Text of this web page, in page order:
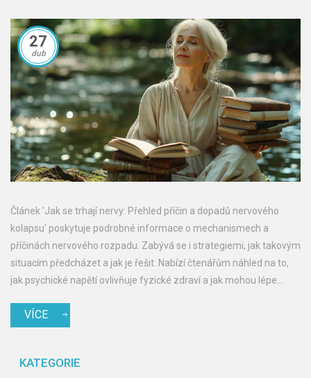
27
dub
Článek 'Jak se trhají nervy: Přehled příčin a dopadů nervového
kolapsu' poskytuje podrobné informace o mechanismech a
příčinách nervového rozpadu. Zabývá se i strategiemi, jak takovým
situacím předcházet a jak je řešit. Nabízí čtenářům náhled na to,
jak psychické napětí ovlivňuje fyzické zdraví a jak mohou lépe
pohodu.
VÍCE
KATEGORIE